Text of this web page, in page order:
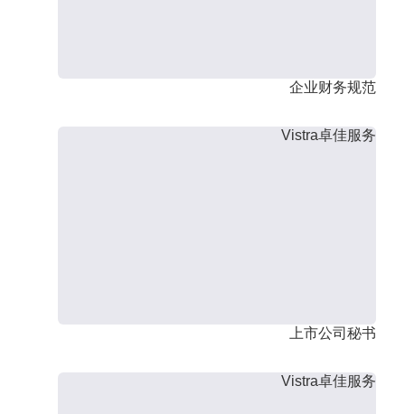
企业财务规范
Vistra卓佳服务
上市公司秘书
Vistra卓佳服务